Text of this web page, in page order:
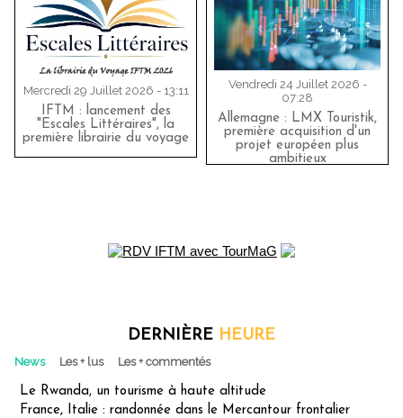
Mercredi 29 Juillet 2026 - 13:11
IFTM : lancement des
"Escales Littéraires", la
première librairie du voyage
Vendredi 24 Juillet 2026 -
07:28
Allemagne : LMX Touristik,
première acquisition d'un
projet européen plus
ambitieux
DERNIÈRE HEURE
News Les + lus Les + commentés
Le Rwanda, un tourisme à haute altitude
France, Italie : randonnée dans le Mercantour frontalier